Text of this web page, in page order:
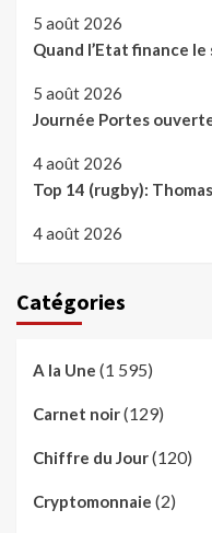
5 août 2026
Quand l’Etat finance
5 août 2026
Journée Portes
4 août 2026
Top 14 (rugby):
4 août 2026
Catégories
A la Une (1 595)
Carnet noir(129)
Chiffre du Jour(120)
Cryptomonnaie (2)